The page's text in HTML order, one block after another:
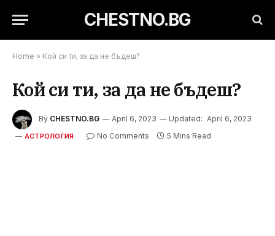
CHESTNO.BG
Home » Кой си ти, за да не бъдеш?
Кой си ти, за да не бъдеш?
By CHESTNO.BG April 6, 2023 Updated: April 6, 2023
АСТРОЛОГИЯ No Comments 5 Mins Read